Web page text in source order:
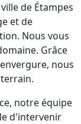
de Étampes
et de
Nous vous
Grâce
nous
notre équipe
d'intervenir